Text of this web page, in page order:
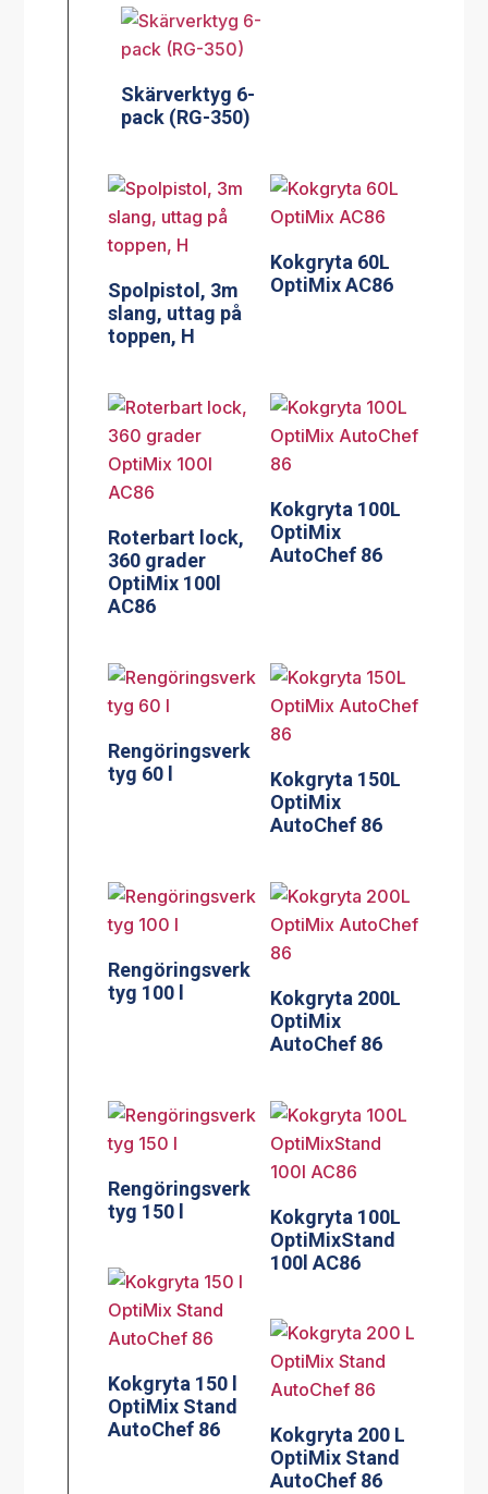
Skärverktyg 6-
pack (RG-350)
Spolpistol, 3m
slang, uttag på
toppen, H
Kokgryta 60L
OptiMix AC86
Roterbart lock,
360 grader
OptiMix 100l
AC86
Kokgryta 100L
OptiMix
AutoChef 86
Rengöringsverk
tyg 60 l
Kokgryta 150L
OptiMix
AutoChef 86
Rengöringsverk
tyg 100 l
Kokgryta 200L
OptiMix
AutoChef 86
Rengöringsverk
tyg 150 l
Kokgryta 100L
OptiMixStand
100l AC86
Kokgryta 150 l
OptiMix Stand
AutoChef 86
Kokgryta 200 L
OptiMix Stand
AutoChef 86